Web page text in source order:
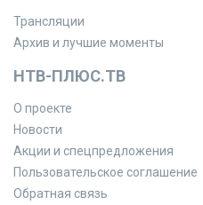
Трансляции
Архив и лучшие моменты
НТВ-ПЛЮС.ТВ
О проекте
Новости
Акции и спецпредложения
Пользовательское соглашение
Обратная связь